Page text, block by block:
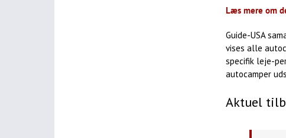
Læs mere om
Guide-USA
vises alle
specifik leje-
autocamper
Aktuel